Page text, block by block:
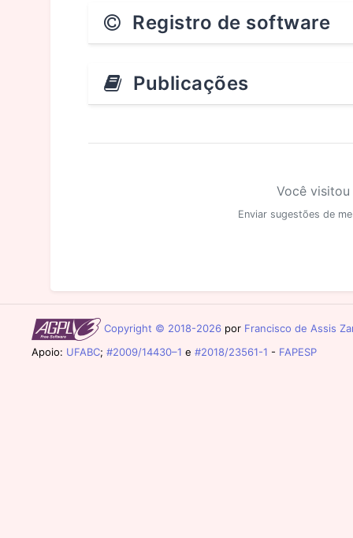
Registro de software
Publicações
Você
Enviar sugestões de
Copyright © 2018-2026 por Francisco de Assis
Apoio: UFABC; #2009/14430–1 e #2018/23561-1 - FAPESP